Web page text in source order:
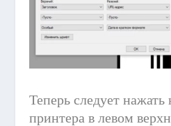
Теперь следует нажать
принтера в левом